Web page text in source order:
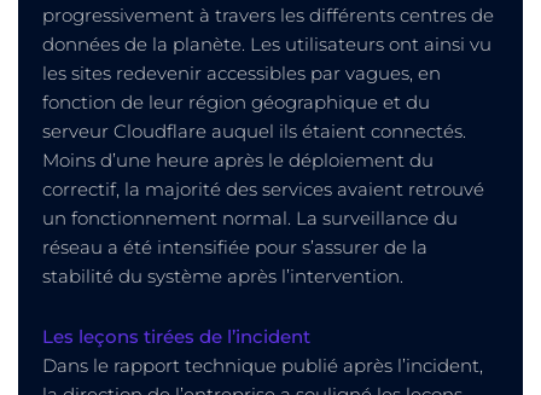
progressivement à travers les différents centres de
données de la planète. Les utilisateurs ont ainsi vu
les sites redevenir accessibles par vagues, en
fonction de leur région géographique et du
serveur Cloudflare auquel ils étaient connectés.
Moins d’une heure après le déploiement du
correctif, la majorité des services avaient retrouvé
un fonctionnement normal. La surveillance du
réseau a été intensifiée pour s’assurer de la
stabilité du système après l’intervention.
Les leçons tirées de l’incident
Dans le rapport technique publié après l’incident,